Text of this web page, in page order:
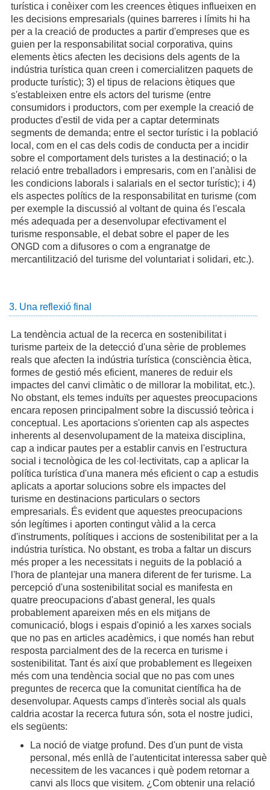
turística i conèixer com les creences ètiques influeixen en
les decisions empresarials (quines barreres i límits hi ha
per a la creació de productes a partir d'empreses que es
guien per la responsabilitat social corporativa, quins
elements ètics afecten les decisions dels agents de la
indústria turística quan creen i comercialitzen paquets de
producte turístic); 3) el tipus de relacions ètiques que
s'estableixen entre els actors del turisme (entre
consumidors i productors, com per exemple la creació de
productes d'estil de vida per a captar determinats
segments de demanda; entre el sector turístic i la població
local, com en el cas dels codis de conducta per a incidir
sobre el comportament dels turistes a la destinació; o la
relació entre treballadors i empresaris, com en l'anàlisi de
les condicions laborals i salarials en el sector turístic); i 4)
els aspectes polítics de la responsabilitat en turisme (com
per exemple la discussió al voltant de quina és l'escala
més adequada per a desenvolupar efectivament el
turisme responsable, el debat sobre el paper de les
ONGD com a difusores o com a engranatge de
mercantilització del turisme del voluntariat i solidari, etc.).
3. Una reflexió final
La tendència actual de la recerca en sostenibilitat i
turisme parteix de la detecció d'una sèrie de problemes
reals que afecten la indústria turística (consciència ètica,
formes de gestió més eficient, maneres de reduir els
impactes del canvi climàtic o de millorar la mobilitat, etc.).
No obstant, els temes induïts per aquestes preocupacions
encara reposen principalment sobre la discussió teòrica i
conceptual. Les aportacions s'orienten cap als aspectes
inherents al desenvolupament de la mateixa disciplina,
cap a indicar pautes per a establir canvis en l'estructura
social i tecnològica de les col·lectivitats, cap a aplicar la
política turística d'una manera més eficient o cap a estudis
aplicats a aportar solucions sobre els impactes del
turisme en destinacions particulars o sectors
empresarials. És evident que aquestes preocupacions
són legítimes i aporten contingut vàlid a la cerca
d'instruments, polítiques i accions de sostenibilitat per a la
indústria turística. No obstant, es troba a faltar un discurs
més proper a les necessitats i neguits de la població a
l'hora de plantejar una manera diferent de fer turisme. La
percepció d'una sostenibilitat social es manifesta en
quatre preocupacions d'abast general, les quals
probablement apareixen més en els mitjans de
comunicació, blogs i espais d'opinió a les xarxes socials
que no pas en articles acadèmics, i que només han rebut
resposta parcialment des de la recerca en turisme i
sostenibilitat. Tant és així que probablement es llegeixen
més com una tendència social que no pas com unes
preguntes de recerca que la comunitat científica ha de
desenvolupar. Aquests camps d'interès social als quals
caldria acostar la recerca futura són, sota el nostre judici,
els següents:
La noció de viatge profund. Des d'un punt de vista
personal, més enllà de l'autenticitat interessa saber què
necessitem de les vacances i què podem retornar a
canvi als llocs que visitem. ¿Com obtenir una relació